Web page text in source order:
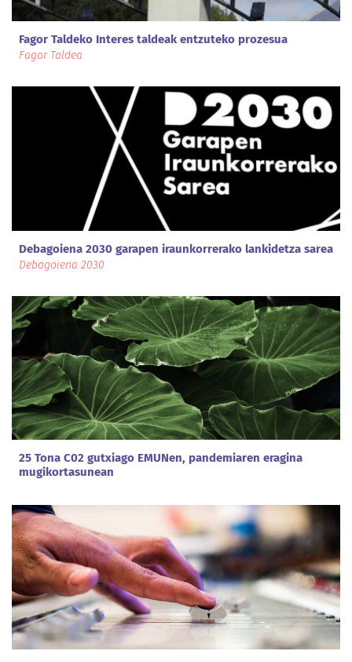
Fagor Taldeko Interes taldeak entzuteko prozesua
Fagor Taldea
Debagoiena 2030 garapen iraunkorrerako lankidetza sarea
Debagoiena 2030
25 Tona C02 gutxiago EMUNen, pandemiaren eragina
mugikortasunean